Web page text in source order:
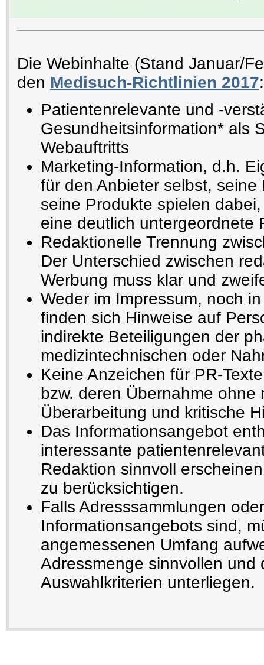
Die Webinhalte (Stand Januar/
den Medisuch-Richtlinien 2017:
Patientenrelevante und -
Gesundheitsinformation* als
Webauftritts
Marketing-Information, d.h.
für den Anbieter selbst,
seine Produkte spielen
eine deutlich untergeordnete
Redaktionelle Trennung
Der Unterschied zwischen
Werbung muss klar und
Weder im Impressum, noch
finden sich Hinweise auf
indirekte Beteiligungen der
medizintechnischen oder
Keine Anzeichen für PR-
bzw. deren Übernahme ohne
Überarbeitung und kritische
Das Informationsangebot
interessante
Redaktion sinnvoll
zu berücksichtigen.
Falls Adresssammlungen
Informationsangebots sind,
angemessenen Umfang
Adressmenge sinnvollen und
Auswahlkriterien unterliegen.